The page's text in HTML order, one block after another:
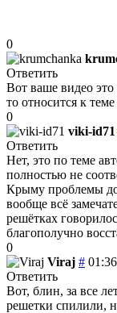
0
Ответить
Вот ваше видео
то относится к
0
viki-id71
Ответить
Нет, это по теме
полностью не
Крыму проблемы
вообще всё
решётках
благополучно
0
Viraj #
Ответить
Вот, блин, за все
решетки спилили,